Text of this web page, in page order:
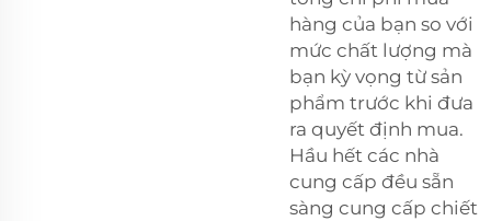
hàng của bạn so với
mức chất lượng mà
bạn kỳ vọng từ sản
phẩm trước khi đưa
ra quyết định mua.
Hầu hết các nhà
cung cấp đều sẵn
sàng cung cấp chiết